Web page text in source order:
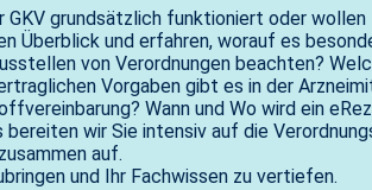
GKV grundsätzlich funktioniert oder
Überblick und erfahren, worauf es
von Verordnungen beachten?
Vorgaben gibt es in der
Wann und Wo wird ein
wir Sie intensiv auf die
auf.
und Ihr Fachwissen zu vertiefen.